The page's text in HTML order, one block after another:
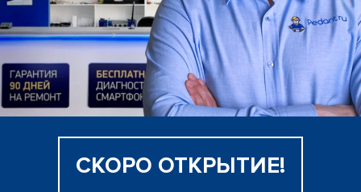
СКОРО ОТКРЫТИЕ!